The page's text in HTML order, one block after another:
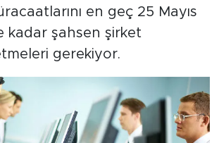
en geç 25 Mayıs
kadar şahsen şirket
gerekiyor.